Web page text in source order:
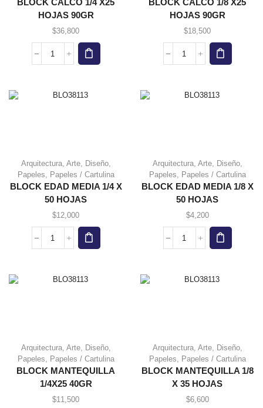
BLOCK CALCO 1/4 X25
HOJAS 90GR
$36,800
BLOCK
X25
BLOCK CALCO 1/8 X25
HOJAS 90GR
$18,500
BLOCK
X25
Arquitectura, Arte, Diseño,
Papeles, Papeles / Cartulina
BLOCK EDAD MEDIA 1/4 X
50 HOJAS
$12,000
BLOCK
1/4
Arquitectura, Arte, Diseño,
Papeles, Papeles / Cartulina
BLOCK EDAD MEDIA 1/8 X
50 HOJAS
$4,200
BLOCK
1/8
Arquitectura, Arte, Diseño,
Papeles, Papeles / Cartulina
BLOCK MANTEQUILLA
1/4X25 40GR
$11,500
Arquitectura, Arte, Diseño,
Papeles, Papeles / Cartulina
BLOCK MANTEQUILLA 1/8
X 35 HOJAS
$6,600